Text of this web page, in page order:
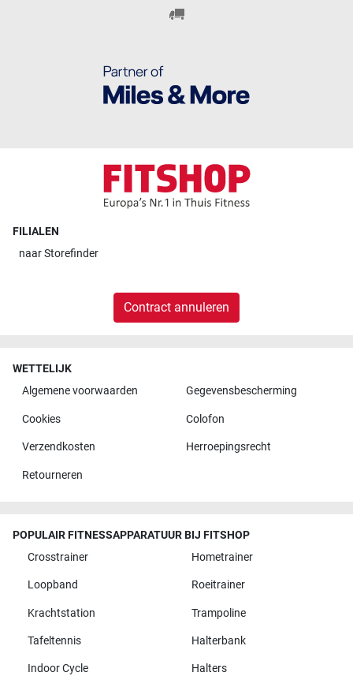
FILIALEN
naarStorefinder
Contract annuleren
WETTELIJK
Algemene voorwaarden
Gegevensbescherming
Cookies Colofon
Verzendkosten Herroepingsrecht
Retourneren
POPULAIR FITNESSAPPARATUUR BIJ FITSHOP
Crosstrainer
Hometrainer
Loopband Roeitrainer
Krachtstation Trampoline
Tafeltennis Halterbank
Indoor Cycle Halters